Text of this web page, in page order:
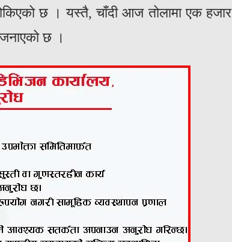
छ । यस्तै, चाँदी आज तोलामा एक हजार
छ ।